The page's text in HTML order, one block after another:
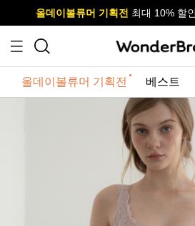
사이즈 무료 교환
올데이볼류머 기획전 최대 10% 할
사이즈 무료 교환
올데이볼류머 기획전
올데이볼류머 기획전 베스트